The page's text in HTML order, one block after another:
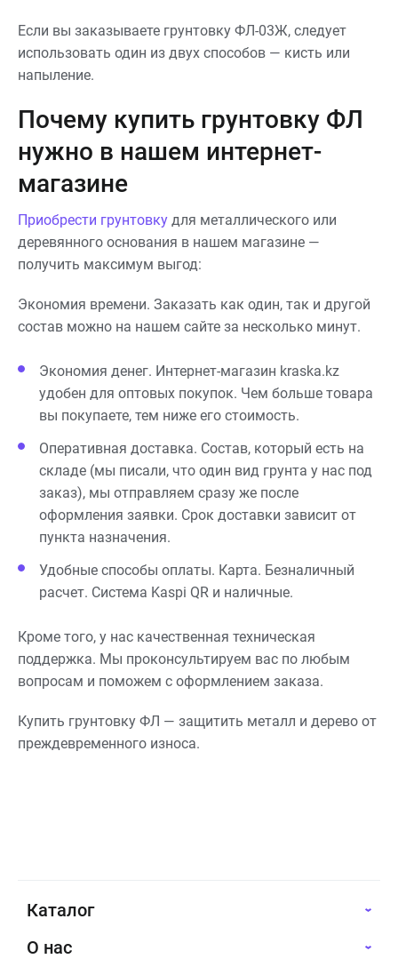
Если вы заказываете грунтовку ФЛ-03Ж, следует
использовать один из двух способов — кисть или
напыление.
Почему купить грунтовку ФЛ
нужно в нашем интернет-
магазине
Приобрести грунтовку для металлического или
деревянного основания в нашем магазине —
получить максимум выгод:
Экономия времени. Заказать как один, так и другой
состав можно на нашем сайте за несколько минут.
Экономия денег. Интернет-магазин kraska.kz
удобен для оптовых покупок. Чем больше товара
вы покупаете, тем ниже его стоимость.
Оперативная доставка. Состав, который есть на
складе (мы писали, что один вид грунта у нас под
заказ), мы отправляем сразу же после
оформления заявки. Срок доставки зависит от
пункта назначения.
Удобные способы оплаты. Карта. Безналичный
расчет. Система Kaspi QR и наличные.
Кроме того, у нас качественная техническая
поддержка. Мы проконсультируем вас по любым
вопросам и поможем с оформлением заказа.
Купить грунтовку ФЛ — защитить металл и дерево от
преждевременного износа.
Каталог
О нас